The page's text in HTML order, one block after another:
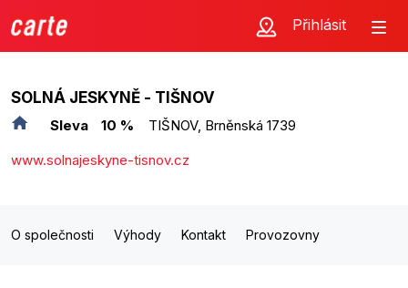
Přihlásit
SOLNÁ JESKYNĚ - TIŠNOV
Sleva 10 %
TIŠNOV, Brněnská 1739
www.solnajeskyne-tisnov.cz
O společnosti Výhody Kontakt Provozovny